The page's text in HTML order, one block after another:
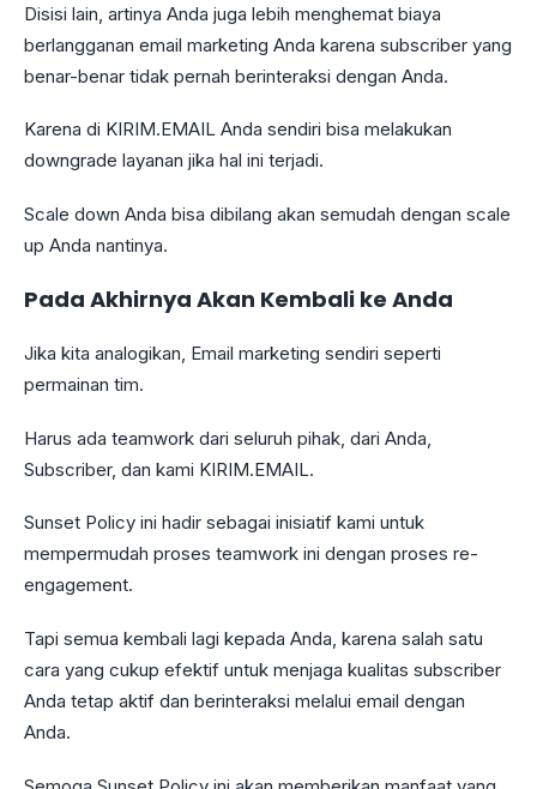
Disisi lain, artinya Anda juga lebih menghemat biaya
berlangganan email marketing Anda karena subscriber yang
benar-benar tidak pernah berinteraksi dengan Anda.
Karena di KIRIM.EMAIL Anda sendiri bisa melakukan
downgrade layanan jika hal ini terjadi.
Scale down Anda bisa dibilang akan semudah dengan scale
up Anda nantinya.
Pada Akhirnya Akan Kembali ke Anda
Jika kita analogikan, Email marketing sendiri seperti
permainan tim.
Harus ada teamwork dari seluruh pihak, dari Anda,
Subscriber, dan kami KIRIM.EMAIL.
Sunset Policy ini hadir sebagai inisiatif kami untuk
mempermudah proses teamwork ini dengan proses re-
engagement.
Tapi semua kembali lagi kepada Anda, karena salah satu
cara yang cukup efektif untuk menjaga kualitas subscriber
Anda tetap aktif dan berinteraksi melalui email dengan
Anda.